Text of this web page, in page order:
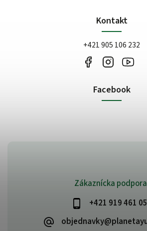
Zákaznícka
+421 919 461
Kontakt
+421 905 106 232
Facebook